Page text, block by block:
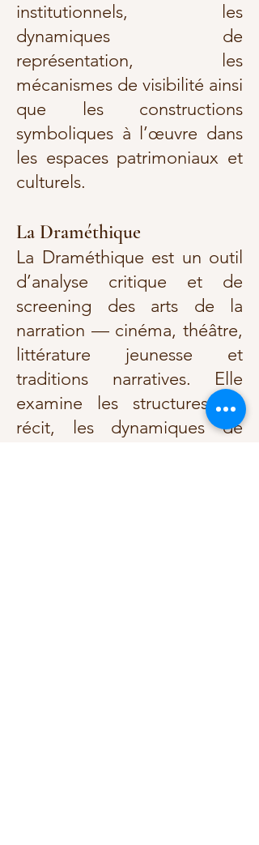
institutionnels, les
dynamiques de
représentation, les
mécanismes de visibilité ainsi
que les constructions
symboliques à l’œuvre dans
les espaces patrimoniaux et
culturels.
La Draméthique
La Draméthique est un outil
d’analyse critique et de
screening des arts de la
narration — cinéma, théâtre,
littérature jeunesse et
traditions narratives. Elle
examine les structures du
récit, les dynamiques de